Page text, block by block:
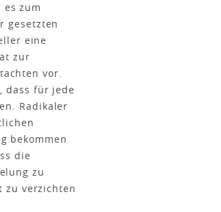
zum
gesetzten
eine
zur
vor.
dass für jede
Radikaler
bekommen
die
zu
zu verzichten